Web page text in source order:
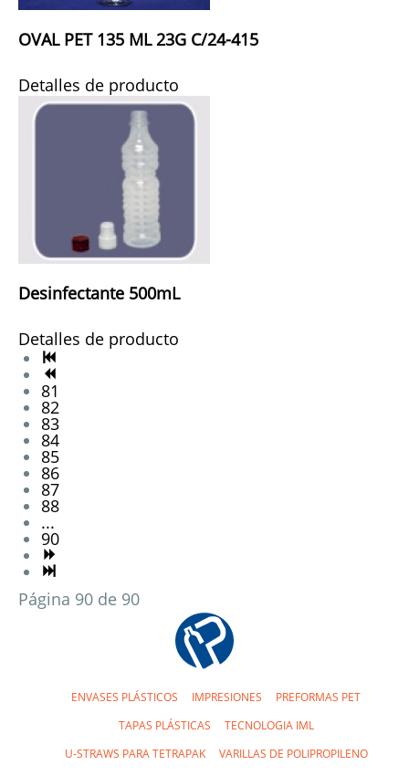
OVAL PET 135 ML 23G C/24-415
Detalles de producto
Desinfectante 500mL
Detalles de producto
81
82
83
84
85
86
87
88
...
90
Página 90 de 90
ENVASES PLÁSTICOS IMPRESIONES
PREFORMAS PET
TAPAS PLÁSTICAS
TECNOLOGIA IML
U-STRAWS PARA TETRAPAK
VARILLAS DE POLIPROPILENO